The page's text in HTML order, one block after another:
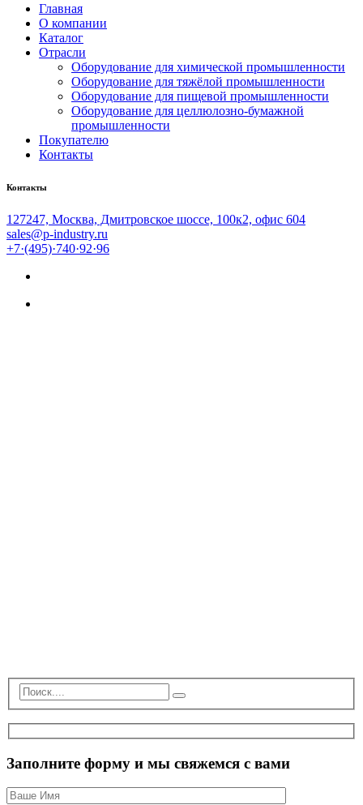
Главная
О компании
Каталог
Отрасли
Оборудование для химической промышленности
Оборудование для тяжёлой промышленности
Оборудование для пищевой промышленности
Оборудование для целлюлозно-бумажной
промышленности
Покупателю
Контакты
Контакты
127247, Москва, Дмитровское шоссе, 100к2, офис 604
sales@p-industry.ru
+7·(495)·740·92·96
Заполните форму и мы свяжемся с вами